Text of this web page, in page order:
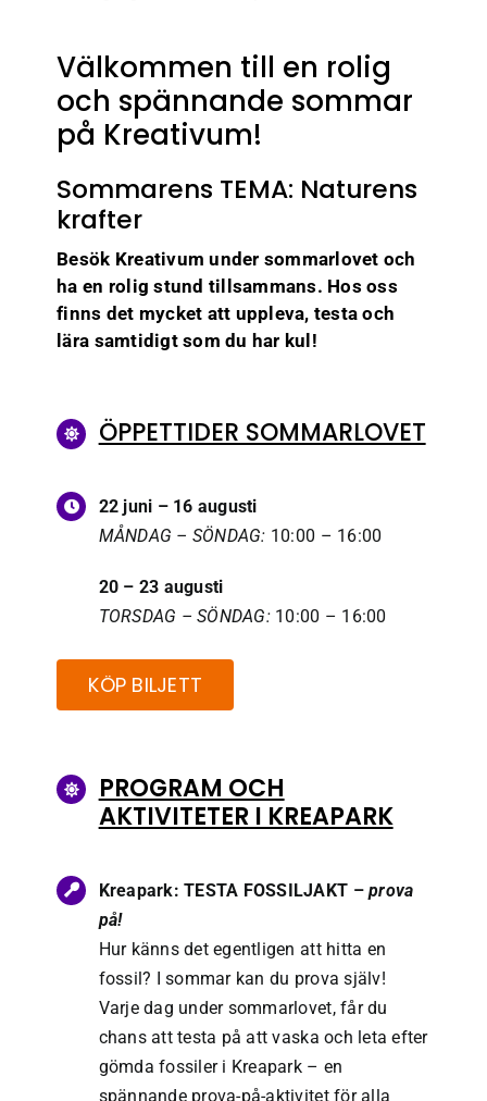
På gång
Nyhetsbrev
Jobba här
Kontakt
Välkommen till en rolig
och spännande sommar
på Kreativum!
Sommarens TEMA: Naturens
krafter
Besök Kreativum under sommarlovet och
ha en rolig stund tillsammans. Hos oss
finns det mycket att uppleva, testa och
lära samtidigt som du har kul!
ÖPPETTIDER SOMMARLOVET
22 juni – 16 augusti
MÅNDAG – SÖNDAG: 10:00 – 16:00
20 – 23 augusti
TORSDAG – SÖNDAG:10:00 – 16:00
KÖP BILJETT
PROGRAM OCH
AKTIVITETER I KREAPARK
Kreapark: TESTA FOSSILJAKT –prova
på!
Hur känns det egentligen att hitta en
fossil? I sommar kan du prova själv!
Varje dag under sommarlovet, får du
chans att testa på att vaska och leta efter
gömda fossiler i Kreapark – en
spännande prova-på-aktivitet för alla